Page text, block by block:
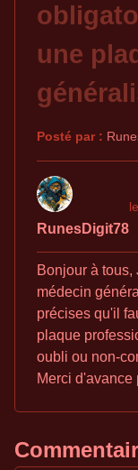
une
Posté par :
RunesDigit78
Bonjour à tous,
médecin
précises qu'il
plaque
oubli ou non-
Merci d'avance